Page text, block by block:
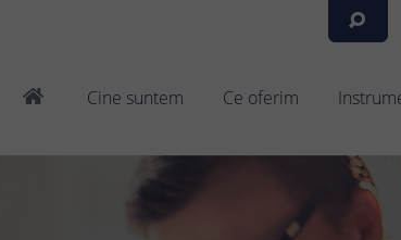
Cine suntem Ce oferim